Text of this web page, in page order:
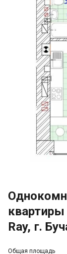
Ray, г.
Общая площадь